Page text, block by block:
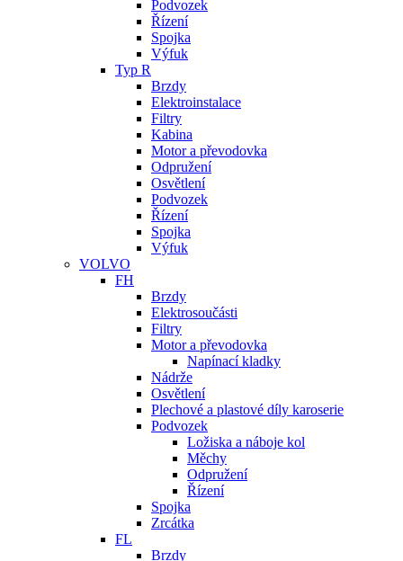
Podvozek
Řízení
Spojka
Výfuk
Typ R
Brzdy
Elektroinstalace
Filtry
Kabina
Motor a převodovka
Odpružení
Osvětlení
Podvozek
Řízení
Spojka
Výfuk
VOLVO
FH
Brzdy
Elektrosoučásti
Filtry
Motor a převodovka
Napínací kladky
Nádrže
Osvětlení
Plechové a plastové díly karoserie
Podvozek
Ložiska a náboje kol
Měchy
Odpružení
Řízení
Spojka
Zrcátka
FL
Brzdy